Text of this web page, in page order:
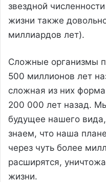
звездной
жизни также
миллиардов лет).
Сложные организмы
500 миллионов лет
сложная из них
200 000 лет назад.
будущее нашего
знаем, что наша
через чуть более
расширятся,
жизни.